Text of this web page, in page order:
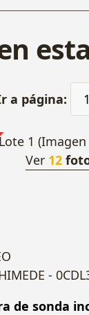
a página:
Ver 12
-
de sonda